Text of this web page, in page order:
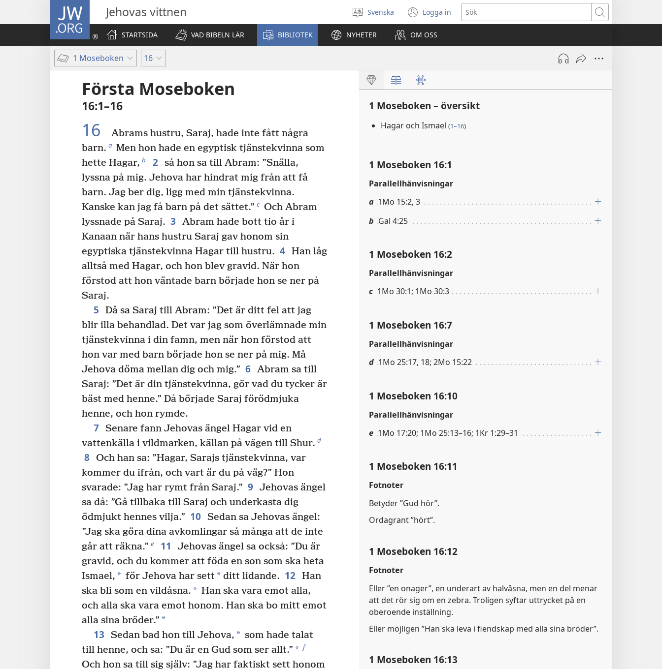
JW.ORG Jehovas vittnen
Välj
språk
Svenska Logga in
(öppnar
nytt
fönster)
Sök
STARTSIDA
VAD BIBELN LÄR BIBLIOTEK NYHETER OM OSS
1 Moseboken 16
Första Moseboken
16:1–16
16
Abrams hustru, Saraj, hade inte fått några
barn. a Men hon hade en egyptisk tjänstekvinna som
hette Hagar, b 2 så hon sa till Abram: ”Snälla,
lyssna på mig. Jehova har hindrat mig från att få
barn. Jag ber dig, ligg med min tjänstekvinna.
Kanske kan jag få barn på det sättet.” c Och Abram
lyssnade på Saraj. 3
Abram hade bott tio år i
Kanaan när hans hustru Saraj gav honom sin
egyptiska tjänstekvinna Hagar till hustru. 4 Han låg
alltså med Hagar, och hon blev gravid. När hon
förstod att hon väntade barn började hon se ner på
Saraj.
5
Då sa Saraj till Abram: ”Det är ditt fel att jag
blir illa behandlad. Det var jag som överlämnade min
tjänstekvinna i din famn, men när hon förstod att
hon var med barn började hon se ner på mig. Må
Jehova döma mellan dig och mig.” 6 Abram sa till
Saraj: ”Det är din tjänstekvinna, gör vad du tycker är
bäst med henne.” Då började Saraj förödmjuka
henne, och hon rymde.
7 Senare fann Jehovas ängel Hagar vid en
vattenkälla i vildmarken, källan på vägen till Shur. d
8 Och han sa: ”Hagar, Sarajs tjänstekvinna, var
kommer du ifrån, och vart är du på väg?” Hon
svarade: ”Jag har rymt från Saraj.” 9 Jehovas ängel
sa då: ”Gå tillbaka till Saraj och underkasta dig
ödmjukt hennes vilja.” 10 Sedan sa Jehovas ängel:
”Jag ska göra dina avkomlingar så många att de inte
går att räkna.” e 11
Jehovas ängel sa också: ”Du är
gravid, och du kommer att föda en son som ska heta
Ismael, * för Jehova har sett* ditt lidande. 12 Han
ska bli som en vildåsna. * Han ska vara emot alla,
och alla ska vara emot honom. Han ska bo mitt emot
alla sina bröder.” *
13 Sedan bad hon till Jehova, * som hade talat
till henne, och sa: ”Du är en Gud som ser allt.” * f
Och hon sa till sig själv: ”Jag har faktiskt sett honom
1 Moseboken – översikt
Hagar och Ismael (1–16)
1 Moseboken 16:1
Parallellhänvisningar
a 1Mo 15:2, 3
b Gal 4:25
1 Moseboken 16:2
Parallellhänvisningar
c 1Mo 30:1; 1Mo 30:3
1 Moseboken 16:7
Parallellhänvisningar
d 1Mo 25:17, 18; 2Mo 15:22
1 Moseboken 16:10
Parallellhänvisningar
e 1Mo 17:20; 1Mo 25:13–16; 1Kr 1:29–31
1 Moseboken 16:11
Fotnoter
Betyder ”Gud hör”.
Ordagrant ”hört”.
1 Moseboken 16:12
Fotnoter
Eller ”en onager”, en underart av halvåsna, men en del menar
att det rör sig om en zebra. Troligen syftar uttrycket på en
oberoende inställning.
Eller möjligen ”Han ska leva i fiendskap med alla sina bröder”.
1 Moseboken 16:13